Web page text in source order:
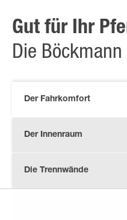
Gut für Ihr
Die
Der Fahrkomfort
Der Innenraum
Die Trennwände